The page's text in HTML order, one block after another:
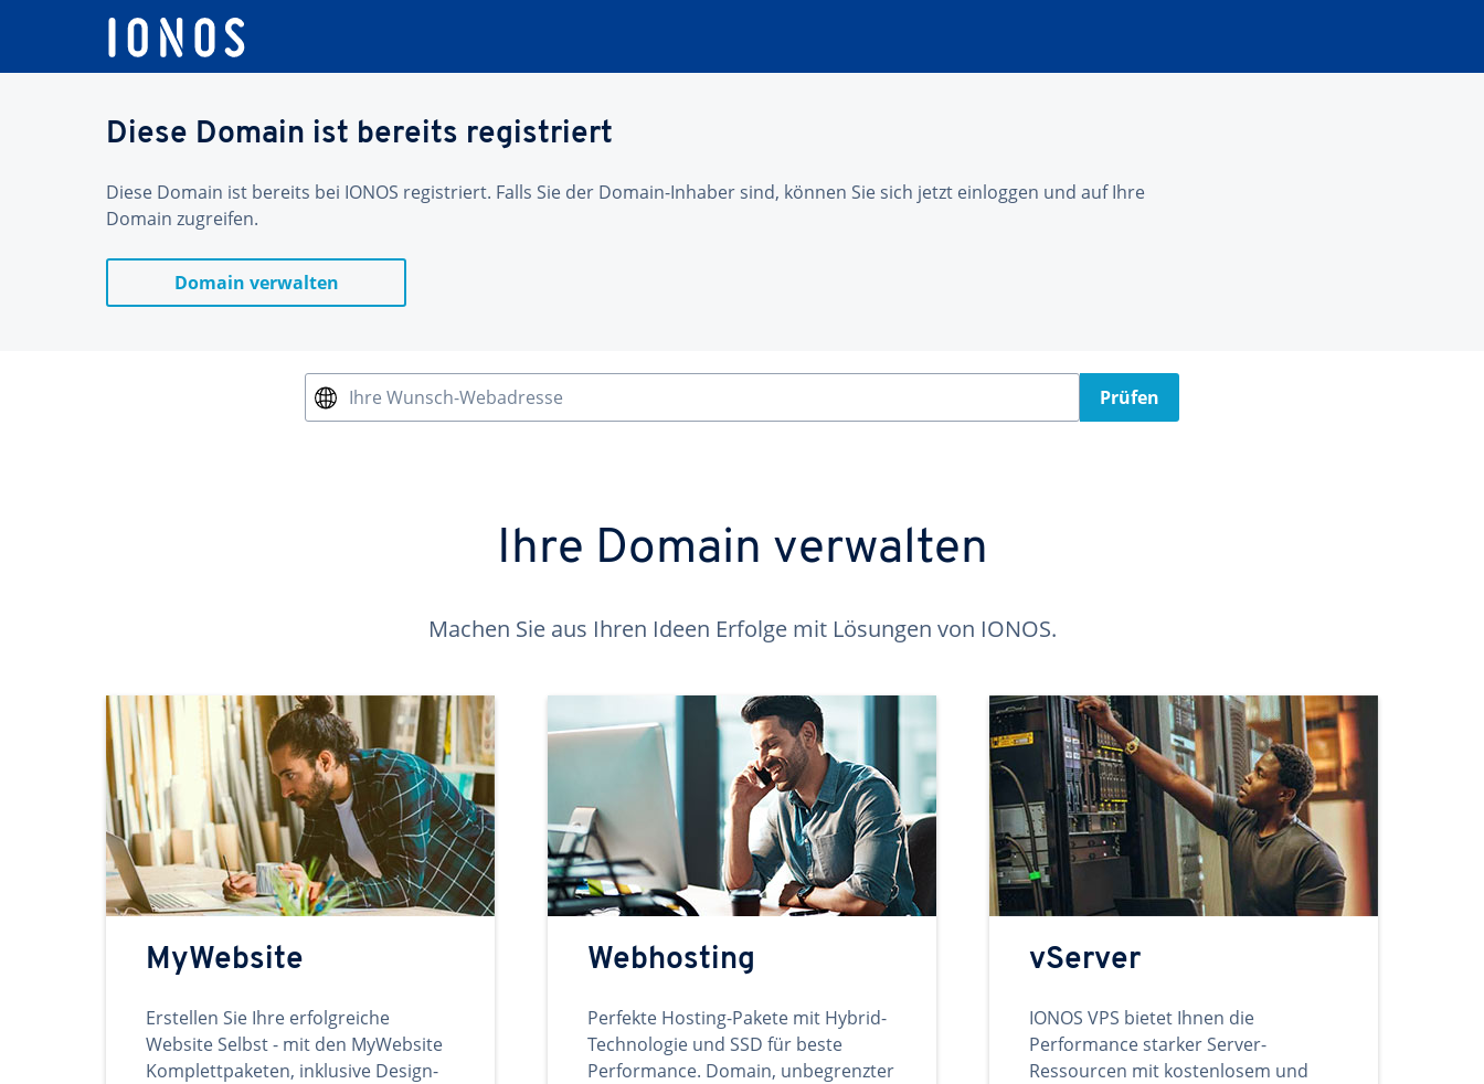
Diese Domain ist bereits registriert
Diese Domain ist bereits bei IONOS registriert. Falls Sie der Domain-Inhaber sind, können Sie sich jetzt einloggen und auf Ihre
Domain zugreifen.
Domain verwalten
Ihre Wunsch-Webadresse Prüfen
Ihre Domain verwalten
Machen Sie aus Ihren Ideen Erfolge mit Lösungen von IONOS.
MyWebsite
Erstellen Sie Ihre erfolgreiche
Website Selbst - mit den MyWebsite
Komplettpaketen, inklusive Design-
Webhosting
Perfekte Hosting-Pakete mit Hybrid-
Technologie und SSD für beste
Performance. Domain, unbegrenzter
vServer
IONOS VPS bietet Ihnen die
Performance starker Server-
Ressourcen mit kostenlosem und